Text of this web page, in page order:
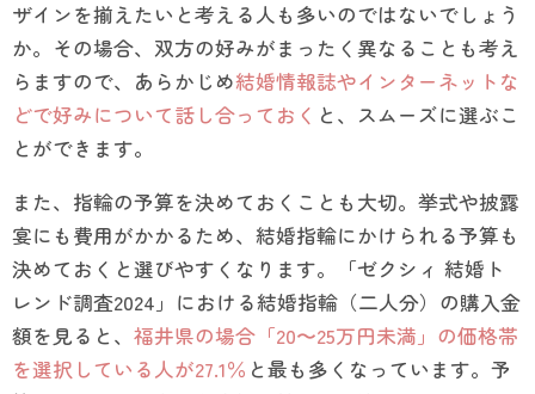
ザインを揃えたいと考える人も多いのではないでしょう
か。その場合、双方の好みがまったく異なることも考え
らますので、あらかじめ結婚情報誌やインターネットな
どで好みについて話し合っておく と、スムーズに選ぶこ
とができます。
また、指輪の予算を決めておくことも大切。挙式や披露
宴にも費用がかかるため、結婚指輪にかけられる予算も
決めておくと選びやすくなります。「ゼクシィ 結婚ト
レンド調査2024」における結婚指輪（二人分）の購入金
額を見ると、 福井県の場合「20〜25万円未満」の価格帯
を選択している人が27.1％ と最も多くなっています。予